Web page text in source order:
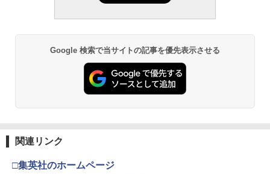
￥2,640
溝端葵 1st写真集 「あおいままで。」
￥3,630
4
Google 検索で当サイトの記事を優先表示させる
関連リンク
□集英社のホームページ